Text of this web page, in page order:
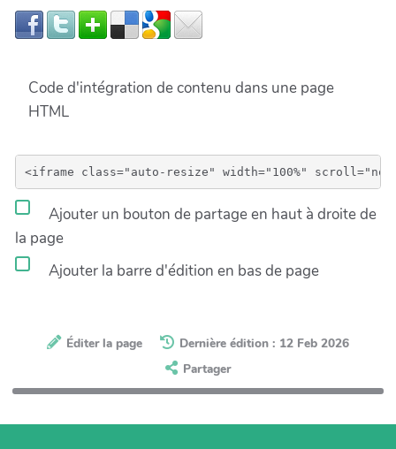
Code d'intégration de contenu dans une page
HTML
Ajouter un bouton de partage en haut à droite de
la page
Ajouter la barre d'édition en bas de page
Éditer la page
Dernière édition : 12 Feb 2026
Partager